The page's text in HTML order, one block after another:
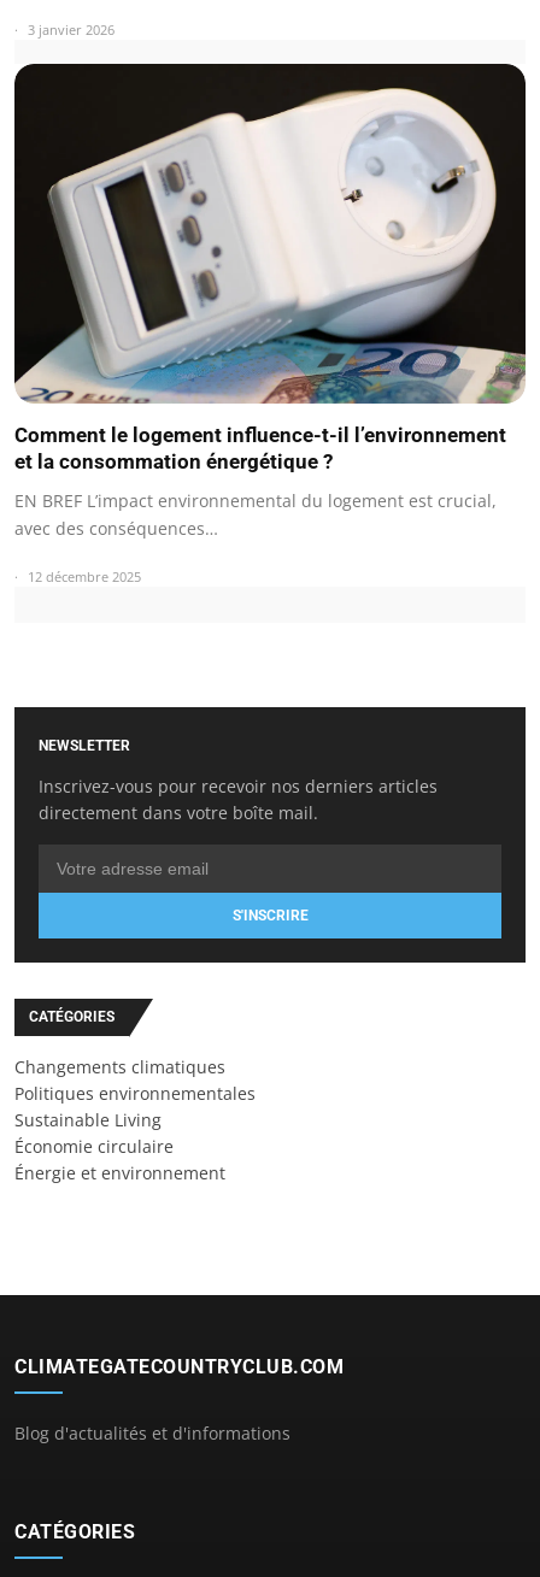
3 janvier 2026
Comment le logement influence-t-il l’environnement
et la consommation énergétique ?
EN BREF L’impact environnemental du logement est crucial,
avec des conséquences…
12 décembre 2025
NEWSLETTER
Inscrivez-vous pour recevoir nos derniers articles
directement dans votre boîte mail.
S'INSCRIRE
CATÉGORIES
Changements climatiques
Politiques environnementales
Sustainable Living
Économie circulaire
Énergie et environnement
CLIMATEGATECOUNTRYCLUB.COM
Blog d'actualités et d'informations
CATÉGORIES